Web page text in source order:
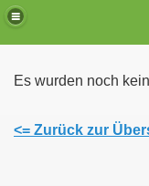
Es wurden noch
<= Zurück zur